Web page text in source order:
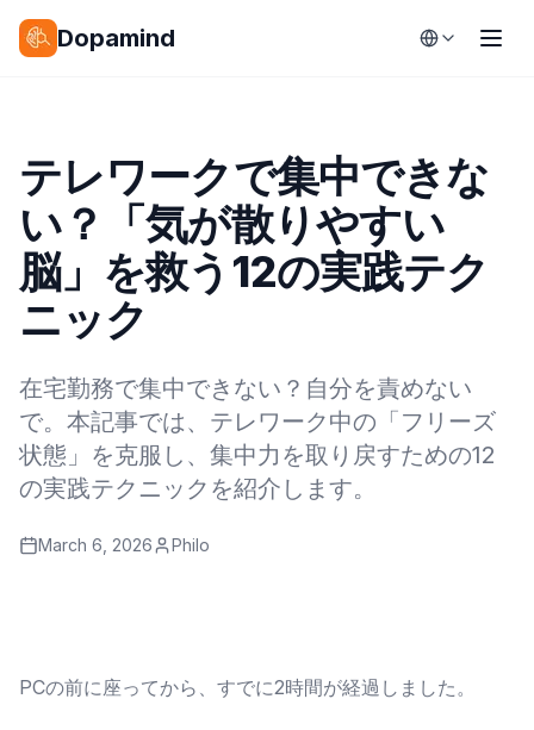
Dopamind
テレワークで集中できな
い？「気が散りやすい
脳」を救う12の実践テク
ニック
在宅勤務で集中できない？自分を責めない
で。本記事では、テレワーク中の「フリーズ
状態」を克服し、集中力を取り戻すための12
の実践テクニックを紹介します。
March 6, 2026 Philo
PCの前に座ってから、すでに2時間が経過しました。